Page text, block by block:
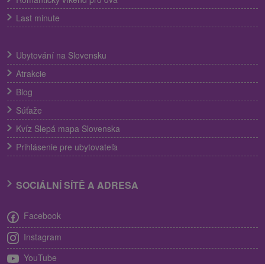
Last minute
Ubytování na Slovensku
Atrakcie
Blog
Súťaže
Kvíz Slepá mapa Slovenska
Prihlásenie pre ubytovateľa
SOCIÁLNÍ SÍTĚ A ADRESA
Facebook
Instagram
YouTube